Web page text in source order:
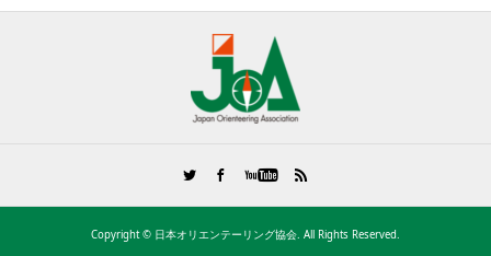
Copyright © 日本オリエンテーリング協会. All Rights Reserved.